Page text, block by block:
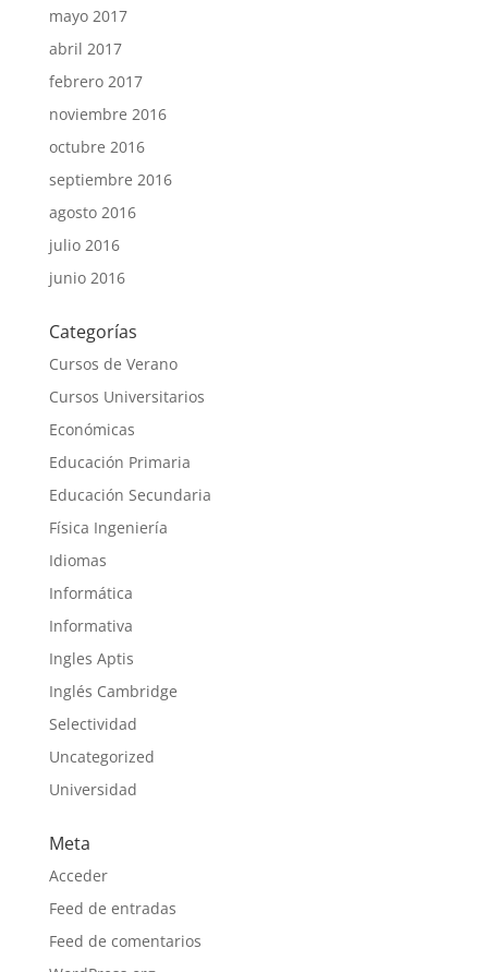
mayo 2017
abril 2017
febrero 2017
noviembre 2016
octubre 2016
septiembre 2016
agosto 2016
julio 2016
junio 2016
Categorías
Cursos de Verano
Cursos Universitarios
Económicas
Educación Primaria
Educación Secundaria
Física Ingeniería
Idiomas
Informática
Informativa
Ingles Aptis
Inglés Cambridge
Selectividad
Uncategorized
Universidad
Meta
Acceder
Feed de entradas
Feed de comentarios